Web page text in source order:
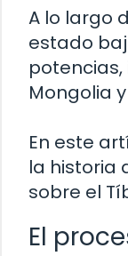
A lo largo
estado
potencias,
Mongolia
En este
la historia
sobre el
El